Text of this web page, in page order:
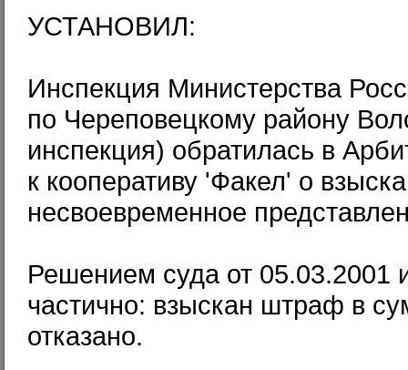
УСТАНОВИЛ:
Инспекция Министерства
по Череповецкому району
инспекция) обратилась в
к кооперативу 'Факел' о
несвоевременное
Решением суда от 05.03.2001
частично: взыскан штраф в
отказано.